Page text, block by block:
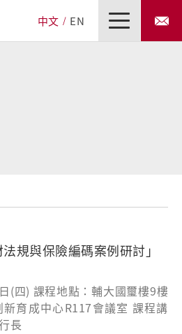
中文 EN
規與保險編碼案例研討」
(四) 課程地點：輔大國璽樓9樓
育成中心R117會議室 課程講
長